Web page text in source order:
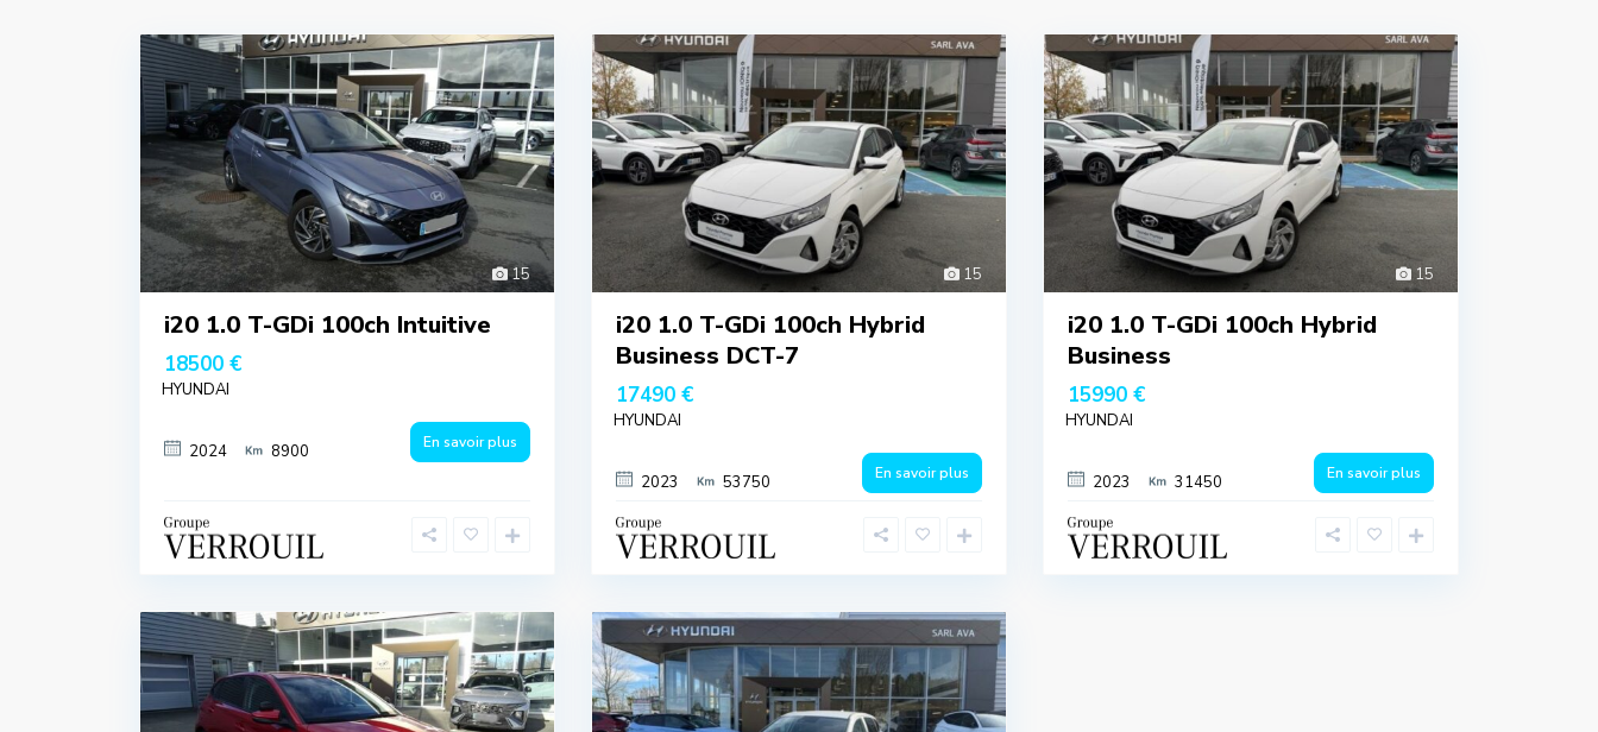
15
i20 1.0 T-GDi 100ch Intuitive
18500 €
HYUNDAI
2024 8900 En savoir plus
15
i20 1.0 T-GDi 100ch Hybrid
Business DCT-7
17490 €
HYUNDAI
2023 53750 En savoir plus
15
i20 1.0 T-GDi 100ch Hybrid
Business
15990 €
HYUNDAI
2023 31450 En savoir plus